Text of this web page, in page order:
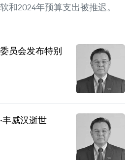
和2024年预算支出被推迟。
员会发布特别
丰威汉逝世